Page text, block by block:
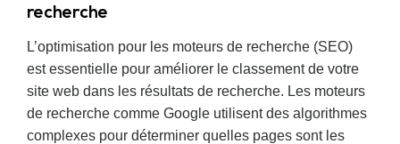
recherche
L’optimisation pour les moteurs de recherche (SEO)
est essentielle pour améliorer le classement de votre
site web dans les résultats de recherche. Les moteurs
de recherche comme Google utilisent des algorithmes
complexes pour déterminer quelles pages sont les